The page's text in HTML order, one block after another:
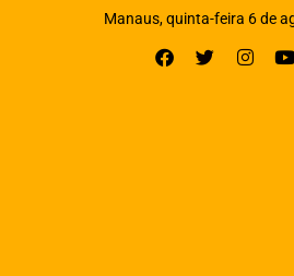
Manaus, quinta-feira 6 de